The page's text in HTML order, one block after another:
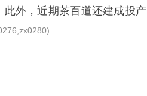
外，近期茶百道还建成投产